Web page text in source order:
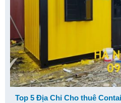
Top 5 Địa Chỉ Cho thuê